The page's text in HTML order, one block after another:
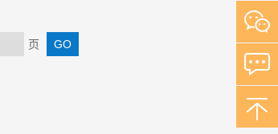
页